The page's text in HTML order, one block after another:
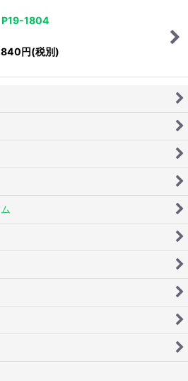
1804
円(税別)